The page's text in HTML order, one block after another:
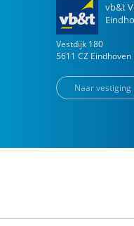
vb&t
Vestdijk 180
5611 CZ Eindhoven
Naar vestiging
vb&t
H.J.E.
1096 AM